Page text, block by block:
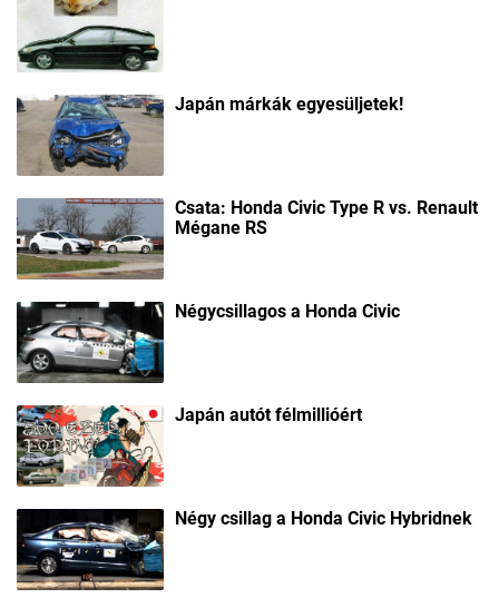
Japán márkák egyesüljetek!
Csata: Honda Civic Type R vs. Renault
Mégane RS
Négycsillagos a Honda Civic
Japán autót félmillióért
Négy csillag a Honda Civic Hybridnek